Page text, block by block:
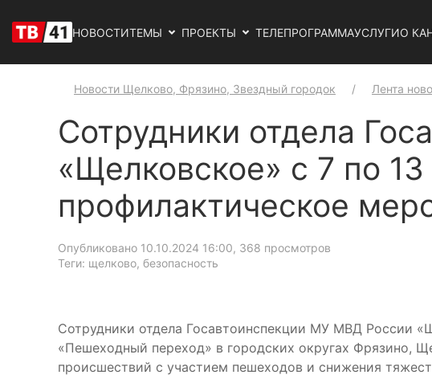
НОВОСТИТЕМЫ ПРОЕКТЫ ТЕЛЕПРОГРАММАУСЛУГИО
Новости Щелково, Фрязино, Звездный городок Лента
Сотрудники отдела
«Щелковское» с 7 по
профилактическое
Опубликовано 10.10.2024 16:00, 368 просмотров
Теги: щелково, безопасность
Сотрудники отдела Госавтоинспекции МУ МВД России
«Пешеходный переход» в городских округах Фрязино,
происшествий с участием пешеходов и снижения